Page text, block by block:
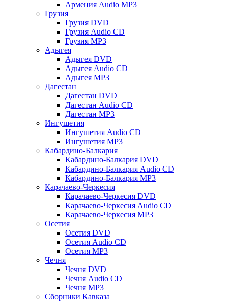
Армения Audio MP3
Грузия
Грузия DVD
Грузия Audio CD
Грузия MP3
Адыгея
Адыгея DVD
Адыгея Audio CD
Адыгея MP3
Дагестан
Дагестан DVD
Дагестан Audio CD
Дагестан MP3
Ингушетия
Ингушетия Audio CD
Ингушетия MP3
Кабардино-Балкария
Кабардино-Балкария DVD
Кабардино-Балкария Audio CD
Кабардино-Балкария MP3
Карачаево-Черкесия
Карачаево-Черкесия DVD
Карачаево-Черкесия Audio CD
Карачаево-Черкесия MP3
Осетия
Осетия DVD
Осетия Audio CD
Осетия MP3
Чечня
Чечня DVD
Чечня Audio CD
Чечня MP3
Сборники Кавказа